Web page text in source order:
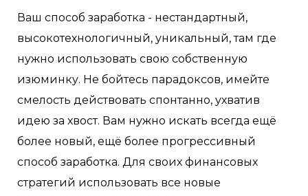
Ваш способ заработка - нестандартный,
высокотехнологичный, уникальный, там где
нужно использовать свою собственную
изюминку. Не бойтесь парадоксов, имейте
смелость действовать спонтанно, ухватив
идею за хвост. Вам нужно искать всегда ещё
более новый, ещё более прогрессивный
способ заработка. Для своих финансовых
стратегий использовать все новые